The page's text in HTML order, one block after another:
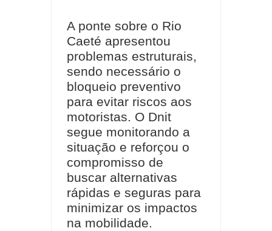
A ponte sobre o Rio
Caeté apresentou
problemas estruturais,
sendo necessário o
bloqueio preventivo
para evitar riscos aos
motoristas. O Dnit
segue monitorando a
situação e reforçou o
compromisso de
buscar alternativas
rápidas e seguras para
minimizar os impactos
na mobilidade.